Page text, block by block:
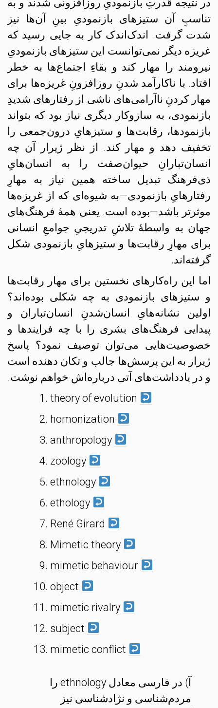
در نتیجه قدرتِ بازنمودیِ روزافزونی شدند و به
تناسبِ آن ستیزهای بازنمودیِ بینِ آن‌ها نیز
شدت گرفت. اندک‌اندک‌ کار به جایی رسید که
غریزه دیگر نمی‌توانست این ستیزهای بازنمودیِ
نیرومند را مهار کند و بقاءِ اجتماع‌ها به خطر
افتاد. با ناکارآمد شدنِ روزافزونِ غریزه‌ها برای
مهار کردنِ ناآرامی‌های ناشی از رفتارهای شدیدِ
بازنمودی، به سازوکار دیگری نیاز بود که بتواند
بازنمودها، رقابت‌ها و ستیزهایِ درون‌جمعی را
تخفیف دهد و مهار کند. از نظر ژیرار آن چه
انسان‌تبارانِ حیوان‌صفت را به انسان‌هایِ
ذی‌فرهنگ تبدیل ساخته همین نیاز به مهارِ
رفتارهایِ بازنمودی—به شیوه‌ای که از غریزه‌‌ها
موثرتر باشد—بوده است. یعنی همهٔ فرهنگ‌های
جهان به واسطهٔ تلاشِ تدریجیِ جوامعِ انسانی
برای مهارِ رقابت‌ها و ستیزهایِ بازنمودی شکل
گرفته‌اند.
اما این راه‌کارهای نخستین برای مهار رقابت‌ها
و ستیزهای بازنمودی به چه شکلی بوده‌‌اند؟
اولین نشانه‌هایِ انسان‌شدنِ انسان‌تباران و
پیدایی فرهنگ‌های بشری را با چه فرایندها و
خصوصیت‌هایی می‌توان توصیف نمود؟ پاسخ
ژیرار به این پرسش‌ها جالب و تکان دهنده است
و در یادداشت‌های آتی درباره‌اش خواهم نوشت.
theory of evolution
homonization
anthropology
zoology
ethnology
ethology
René Girard
Mimetic theory
mimetic behaviour
object
mimetic rivalry
subject
mimetic conflict
آ) در فارسی معادل ethnology را
مردم‌شناسی و نژادشناسی نیز